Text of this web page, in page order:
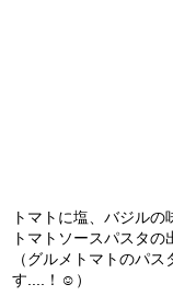
トマトに塩、バジル
トマトソースパスタの
（グルメトマトのパ
す....！☺️）